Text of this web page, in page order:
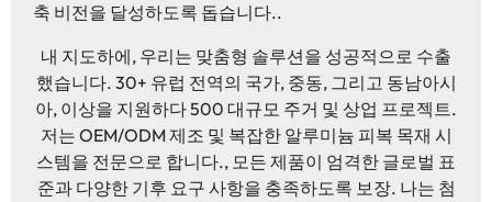
축 비전을 달성하도록 돕습니다..
내 지도하에, 우리는 맞춤형 솔루션을 성공적으로 수출
했습니다. 30+ 유럽 ​​전역의 국가, 중동, 그리고 동남아시
아, 이상을 지원하다 500 대규모 주거 및 상업 프로젝트.
저는 OEM/ODM 제조 및 복잡한 알루미늄 피복 목재 시
스템을 전문으로 합니다., 모든 제품이 엄격한 글로벌 표
준과 다양한 기후 요구 사항을 충족하도록 보장. 나는 첨